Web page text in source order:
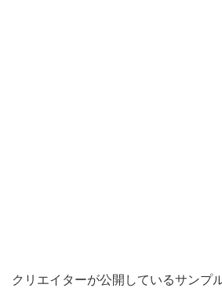
クリエイターが公開しているサンプ